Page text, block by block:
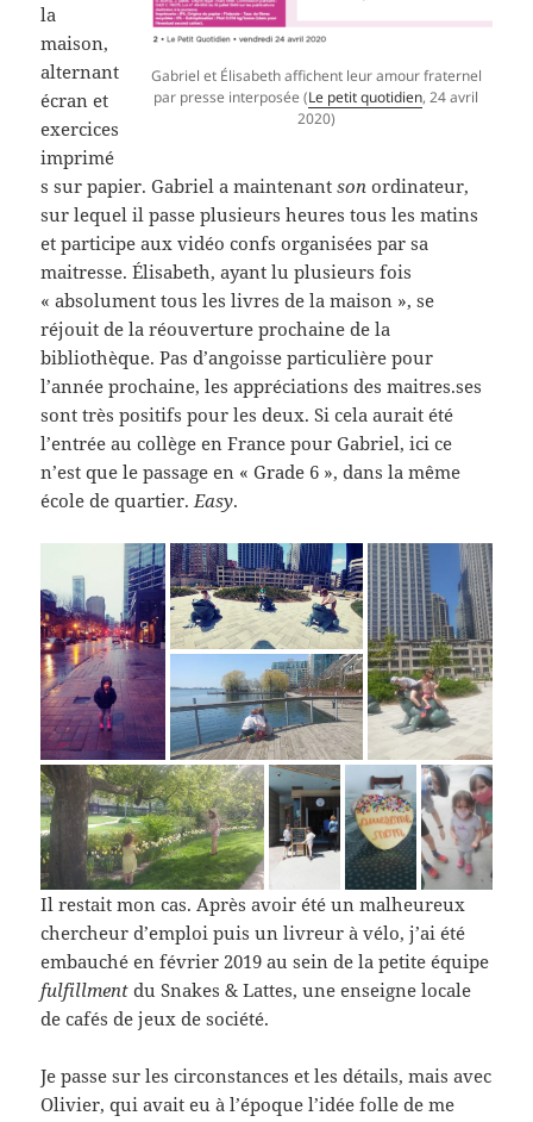
Gabriel et Élisabeth affichent leur amour fraternel
par presse interposée (Le petit quotidien, 24 avril
2020)
la
maison,
alternant
écran et
exercices
imprimé
s sur papier. Gabriel a maintenantson ordinateur,
sur lequel il passe plusieurs heures tous les matins
et participe aux vidéo confs organisées par sa
maitresse. Élisabeth, ayant lu plusieurs fois
« absolument tous les livres de la maison », se
réjouit de la réouverture prochaine de la
bibliothèque. Pas d’angoisse particulière pour
l’année prochaine, les appréciations des maitres.ses
sont très positifs pour les deux. Si cela aurait été
l’entrée au collège en France pour Gabriel, ici ce
n’est que le passage en « Grade 6 », dans la même
école de quartier. Easy.
Il restait mon cas. Après avoir été un malheureux
chercheur d’emploi puis un livreur à vélo, j’ai été
embauché en février 2019 au sein de la petite équipe
fulfillment du Snakes & Lattes, une enseigne locale
de cafés de jeux de société.
Je passe sur les circonstances et les détails, mais avec
Olivier, qui avait eu à l’époque l’idée folle de me